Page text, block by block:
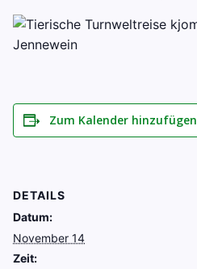
Zum Kalender hinzufügen
DETAILS
Datum:
November 14
Zeit: